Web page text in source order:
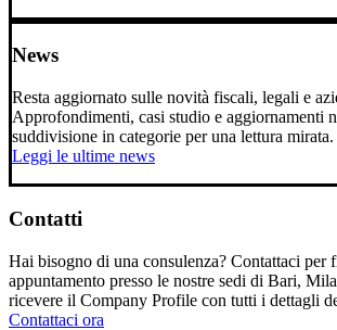
News
Resta aggiornato sulle novità fiscali, legali e
Approfondimenti, casi studio e aggiornamenti
suddivisione in categorie per una lettura mirata.
Leggi le ultime news
Contatti
Hai bisogno di una consulenza? Contattaci per
appuntamento presso le nostre sedi di Bari,
ricevere il Company Profile con tutti i dettagli
Contattaci ora